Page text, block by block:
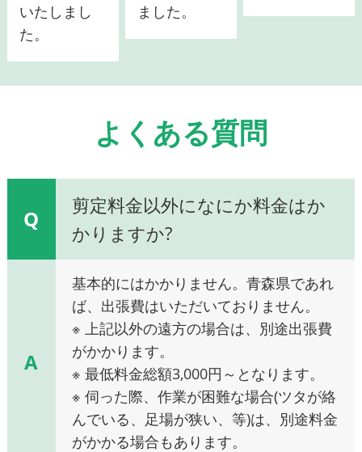
いたしまし
た。
ました。
よくある質問
Q
剪定料金以外になにか料金はか
かりますか?
A
基本的にはかかりません。青森県であれ
ば、出張費はいただいておりません。
※ 上記以外の遠方の場合は、別途出張費
がかかります。
※ 最低料金総額3,000円～となります。
※ 伺った際、作業が困難な場合(ツタが絡
んでいる、足場が狭い、等)は、別途料金
がかかる場合もあります。